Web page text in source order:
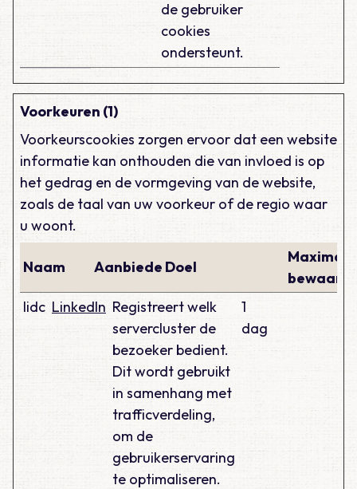
de gebruiker
cookies
ondersteunt.
Voorkeuren (1)
Voorkeurscookies zorgen ervoor dat een website
informatie kan onthouden die van invloed is op
het gedrag en de vormgeving van de website,
zoals de taal van uw voorkeur of de regio waar
u woont.
Naam AanbiederDoel
Maximale
lidc LinkedIn Registreert welk
servercluster de
bezoeker bedient.
Dit wordt gebruikt
in samenhang met
trafficverdeling,
om de
gebruikerservaring
te optimaliseren.
1
dag